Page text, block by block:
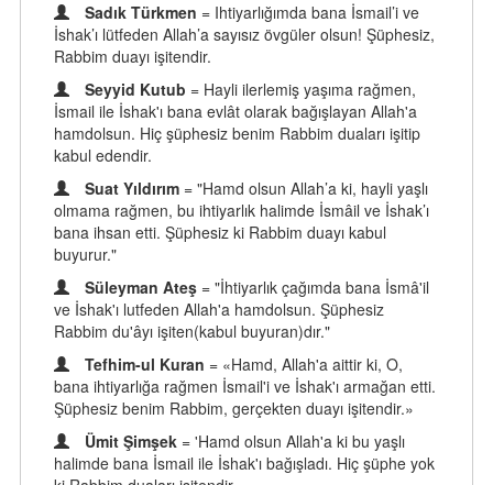
Sadık Türkmen = Ihtiyarlığımda bana İsmail’i ve
İshak’ı lütfeden Allah’a sayısız övgüler olsun! Şüphesiz,
Rabbim duayı işitendir.
Seyyid Kutub = Hayli ilerlemiş yaşıma rağmen,
İsmail ile İshak'ı bana evlât olarak bağışlayan Allah'a
hamdolsun. Hiç şüphesiz benim Rabbim duaları işitip
kabul edendir.
Suat Yıldırım = "Hamd olsun Allah’a ki, hayli yaşlı
olmama rağmen, bu ihtiyarlık halimde İsmâil ve İshak’ı
bana ihsan etti. Şüphesiz ki Rabbim duayı kabul
buyurur."
Süleyman Ateş = "İhtiyarlık çağımda bana İsmâ'il
ve İshak'ı lutfeden Allah'a hamdolsun. Şüphesiz
Rabbim du'âyı işiten(kabul buyuran)dır."
Tefhim-ul Kuran = «Hamd, Allah'a aittir ki, O,
bana ihtiyarlığa rağmen İsmail'i ve İshak'ı armağan etti.
Şüphesiz benim Rabbim, gerçekten duayı işitendir.»
Ümit Şimşek = 'Hamd olsun Allah'a ki bu yaşlı
halimde bana İsmail ile İshak'ı bağışladı. Hiç şüphe yok